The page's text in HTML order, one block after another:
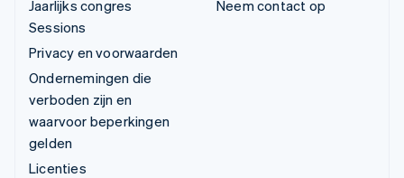
Jaarlijks congres
Sessions
Privacy en voorwaarden
Ondernemingen die
verboden zijn en
waarvoor beperkingen
gelden
Licenties
Neem contact op